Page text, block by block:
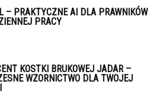
– PRAKTYCZNE AI DLA PRAWNIKÓW
PRACY
KOSTKI BRUKOWEJ JADAR –
WZORNICTWO DLA TWOJEJ